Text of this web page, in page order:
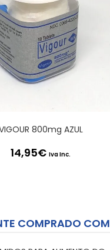
800mg AZUL
14,95€ Iva Inc.
COMPRADO COM